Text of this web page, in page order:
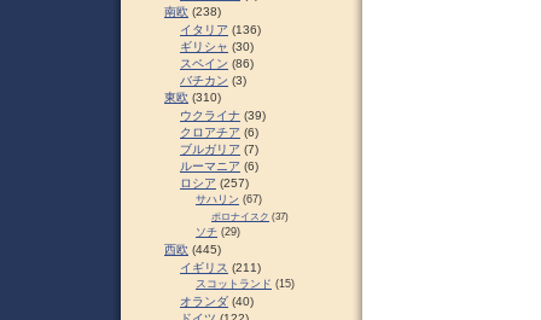
南欧 (238)
イタリア (136)
ギリシャ (30)
スペイン (86)
バチカン (3)
東欧 (310)
ウクライナ (39)
クロアチア (6)
ブルガリア (7)
ルーマニア (6)
ロシア (257)
サハリン (67)
ポロナイスク (37)
ソチ (29)
西欧 (445)
イギリス (211)
スコットランド (15)
オランダ (40)